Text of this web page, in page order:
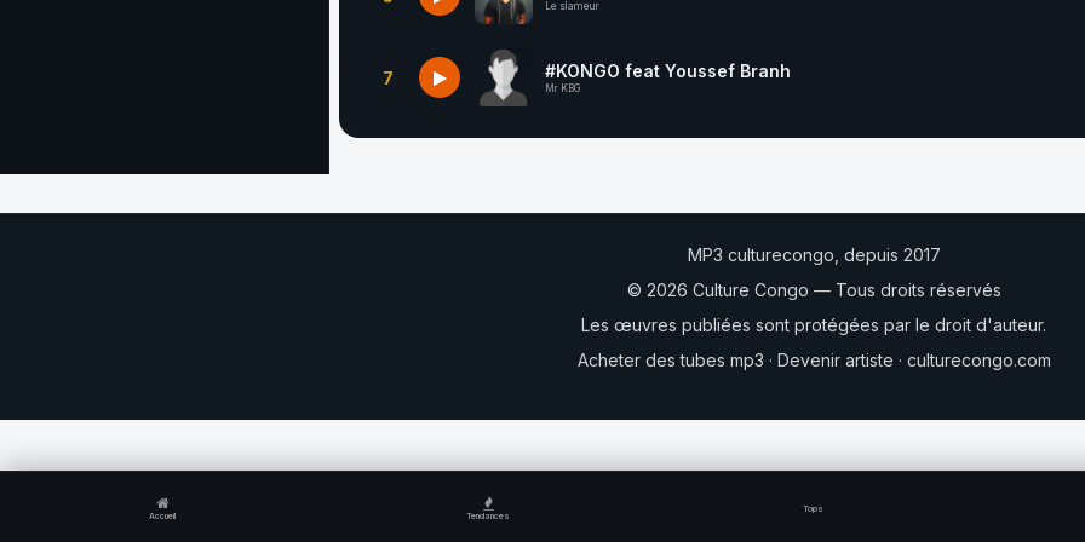
Le slameur
7 #KONGO feat Youssef Branh
Mr KBG
Accueil Tendances
Tops
MP3 culturecongo, depuis 2017
© 2026 Culture Congo — Tous droits réservés
Les œuvres publiées sont protégées par le droit d'auteur.
Acheter des tubes mp3 · Devenir artiste · culturecongo.com